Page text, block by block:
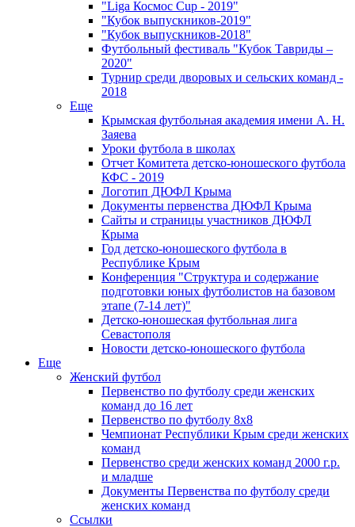
"Liga Космос Cup - 2019"
"Кубок выпускников-2019"
"Кубок выпускников-2018"
Футбольный фестиваль "Кубок Тавриды –
2020"
Турнир среди дворовых и сельских команд -
2018
Еще
Крымская футбольная академия имени А. Н.
Заяева
Уроки футбола в школах
Отчет Комитета детско-юношеского футбола
КФС - 2019
Логотип ДЮФЛ Крыма
Документы первенства ДЮФЛ Крыма
Сайты и страницы участников ДЮФЛ
Крыма
Год детско-юношеского футбола в
Республике Крым
Конференция "Структура и содержание
подготовки юных футболистов на базовом
этапе (7-14 лет)"
Детско-юношеская футбольная лига
Севастополя
Новости детско-юношеского футбола
Еще
Женский футбол
Первенство по футболу среди женских
команд до 16 лет
Первенство по футболу 8х8
Чемпионат Республики Крым среди женских
команд
Первенство среди женских команд 2000 г.р.
и младше
Документы Первенства по футболу среди
женских команд
Ссылки